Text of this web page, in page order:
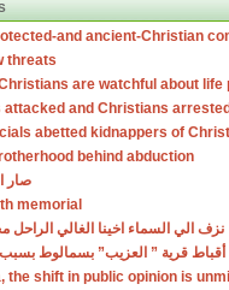
and ancient-Christian
threats
are watchful about life
attacked and Christians
abetted kidnappers of
behind abduction
صار
memorial
نزف الي السماء اخينا الغالي
أقباط قرية ” العزيب” بسمالوط بسبب
the shift in public opinion is